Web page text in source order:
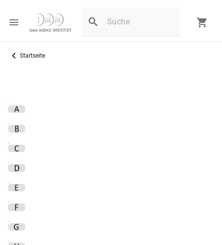
Startseite